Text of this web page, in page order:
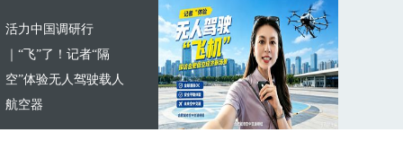
活力中国调研行
｜“飞”了！记者“隔
空”体验无人驾驶载人
航空器